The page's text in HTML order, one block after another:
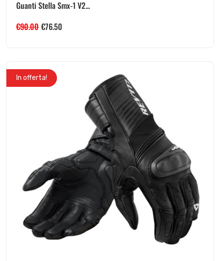
Guanti Stella Smx-1 V2...
€90.00 €76.50
In offerta!